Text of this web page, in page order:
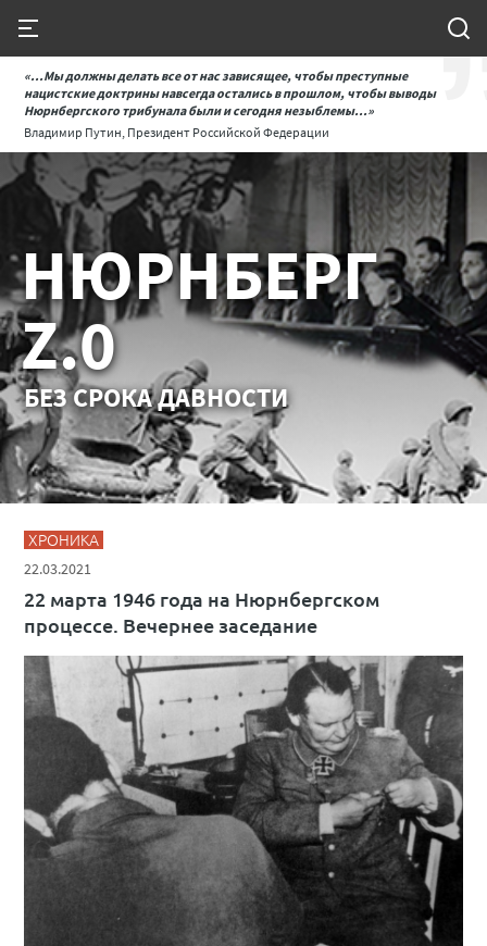
«...Мы должны делать все от нас зависящее, чтобы преступные
нацистские доктрины навсегда остались в прошлом, чтобы выводы
Нюрнбергского трибунала были и сегодня незыблемы...»
Владимир Путин, Президент Российской Федерации
НЮРНБЕРГ
Z.0
БЕЗ СРОКА ДАВНОСТИ
ХРОНИКА
22.03.2021
22 марта 1946 года на Нюрнбергском
процессе. Вечернее заседание